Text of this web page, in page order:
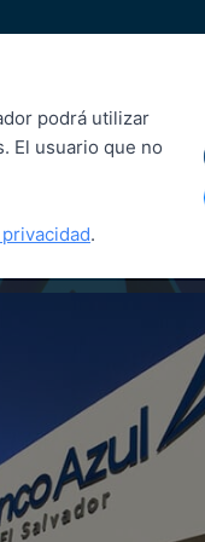
podrá utilizar
El usuario que no
.